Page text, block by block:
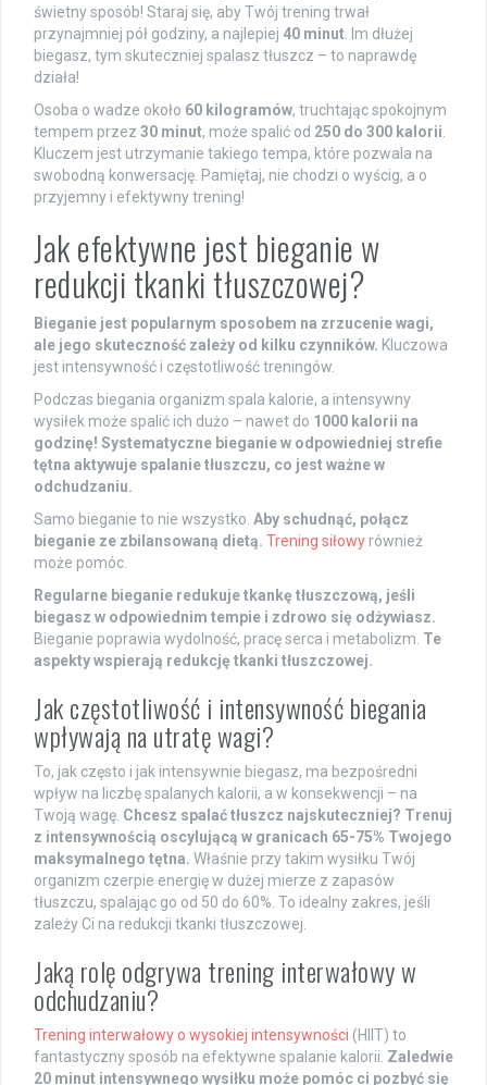
świetny sposób! Staraj się, aby Twój trening trwał
przynajmniej pół godziny, a najlepiej 40 minut . Im dłużej
biegasz, tym skuteczniej spalasz tłuszcz – to naprawdę
działa!
Osoba o wadze około 60 kilogramów, truchtając spokojnym
tempem przez 30 minut, może spalić od 250 do 300 kalorii
Kluczem jest utrzymanie takiego tempa, które pozwala na
swobodną konwersację. Pamiętaj, nie chodzi o wyścig, a o
przyjemny i efektywny trening!
Jak efektywne jest bieganie w
redukcji tkanki tłuszczowej?
Bieganie jest popularnym sposobem na zrzucenie wagi,
ale jego skuteczność zależy od kilku czynników. Kluczowa
jest intensywność i częstotliwość treningów.
Podczas biegania organizm spala kalorie, a intensywny
wysiłek może spalić ich dużo – nawet do 1000 kalorii na
godzinę! Systematyczne bieganie w odpowiedniej strefie
tętna aktywuje spalanie tłuszczu, co jest ważne w
odchudzaniu.
Samo bieganie to nie wszystko. Aby schudnąć, połącz
bieganie ze zbilansowaną dietą. Trening siłowy również
może pomóc.
Regularne bieganie redukuje tkankę tłuszczową, jeśli
biegasz w odpowiednim tempie i zdrowo się odżywiasz.
Bieganie poprawia wydolność, pracę serca i metabolizm. Te
aspekty wspierają redukcję tkanki tłuszczowej.
Jak częstotliwość i intensywność biegania
wpływają na utratę wagi?
To, jak często i jak intensywnie biegasz, ma bezpośredni
wpływ na liczbę spalanych kalorii, a w konsekwencji – na
Twoją wagę. Chcesz spalać tłuszcz najskuteczniej? Trenuj
z intensywnością oscylującą w granicach 65-75% Twojego
maksymalnego tętna. Właśnie przy takim wysiłku Twój
organizm czerpie energię w dużej mierze z zapasów
tłuszczu, spalając go od 50 do 60%. To idealny zakres, jeśli
zależy Ci na redukcji tkanki tłuszczowej.
Jaką rolę odgrywa trening interwałowy w
odchudzaniu?
Trening interwałowy o wysokiej intensywności (HIIT) to
fantastyczny sposób na efektywne spalanie kalorii. Zaledwie
20 minut intensywnego wysiłku może pomóc ci pozbyć się